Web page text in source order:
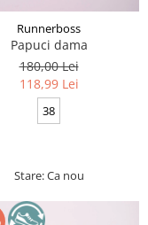
Runnerboss
Papuci dama
180,00 Lei
118,99 Lei
38
Stare: Ca nou